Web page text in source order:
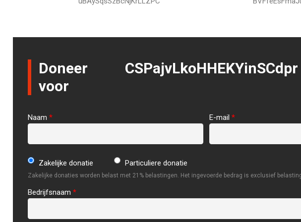
Doneer
voor
CSPajvLkoHHEKYinSCdpr
Naam* E-mail *
Zakelijke donatie Particuliere donatie
Zakelijke donaties worden belast met 21% belastingen. Het ingevoerde bedrag is exclusief
Bedrijfsnaam*